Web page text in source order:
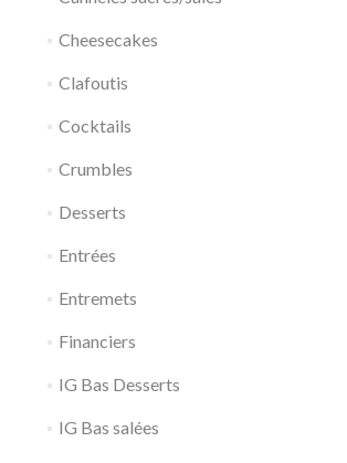
Cheesecakes
Clafoutis
Cocktails
Crumbles
Desserts
Entrées
Entremets
Financiers
IG Bas Desserts
IG Bas salées